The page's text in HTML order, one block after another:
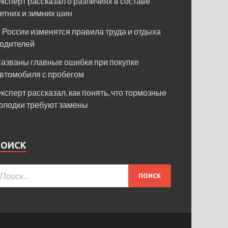
и зимних шин
России изменятся правила труда и отдыха
главные ошибки при покупке
с пробегом
рассказал, как понять, что тормозные
требуют замены